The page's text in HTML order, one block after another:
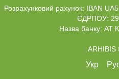
Розрахунковий рахунок: IBAN
ЄДРПОУ:
Назва банку: АТ
ARHIBIS
Укр